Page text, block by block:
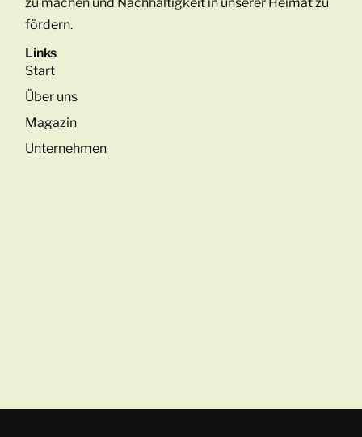
fördern.
Links
Start
Über uns
Magazin
Unternehmen